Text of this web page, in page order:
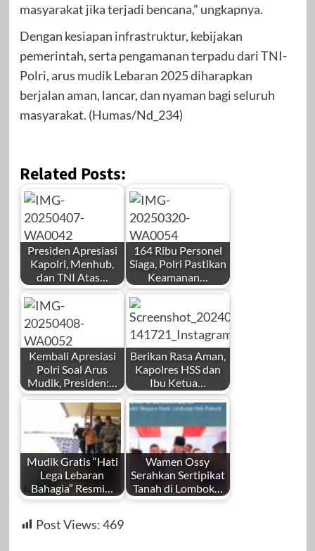
masyarakat jika terjadi bencana,” ungkapnya.
Dengan kesiapan infrastruktur, kebijakan
pemerintah, serta pengamanan terpadu dari TNI-
Polri, arus mudik Lebaran 2025 diharapkan
berjalan aman, lancar, dan nyaman bagi seluruh
masyarakat. (Humas/Nd_234)
Related Posts:
Presiden Apresiasi
Kapolri, Menhub,
dan TNI Atas…
164 Ribu Personel
Siaga, Polri Pastikan
Keamanan…
Kembali Apresiasi
Polri Soal Arus
Mudik, Presiden:…
Berikan Rasa Aman,
Kapolres HSS dan
Ibu Ketua…
Mudik Gratis “Hati
Lega Lebaran
Bahagia” Resmi…
Wamen Ossy
Serahkan Sertipikat
Tanah di Lombok…
Post Views:469